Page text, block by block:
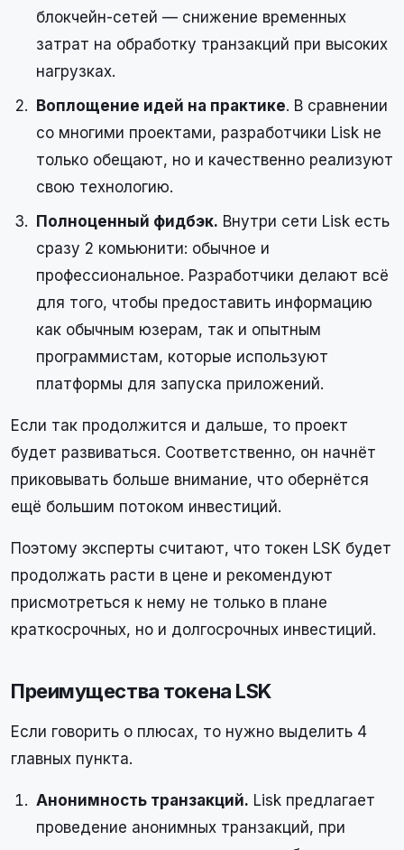
блокчейн-сетей — снижение временных
затрат на обработку транзакций при высоких
нагрузках.
Воплощение идей на практике. В сравнении
со многими проектами, разработчики Lisk не
только обещают, но и качественно реализуют
свою технологию.
Полноценный фидбэк. Внутри сети Lisk есть
сразу 2 комьюнити: обычное и
профессиональное. Разработчики делают всё
для того, чтобы предоставить информацию
как обычным юзерам, так и опытным
программистам, которые используют
платформы для запуска приложений.
Если так продолжится и дальше, то проект
будет развиваться. Соответственно, он начнёт
приковывать больше внимание, что обернётся
ещё большим потоком инвестиций.
Поэтому эксперты считают, что токен LSK будет
продолжать расти в цене и рекомендуют
присмотреться к нему не только в плане
краткосрочных, но и долгосрочных инвестиций.
Преимущества токена LSK
Если говорить о плюсах, то нужно выделить 4
главных пункта.
Анонимность транзакций. Lisk предлагает
проведение анонимных транзакций, при